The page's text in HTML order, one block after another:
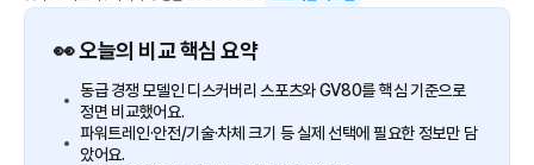
👀 오늘의 비교 핵심 요약
동급 경쟁 모델인 디스커버리 스포츠와 GV80를 핵심 기준으로
정면 비교했어요.
파워트레인·안전/기술·차체 크기 등 실제 선택에 필요한 정보만 담
았어요.